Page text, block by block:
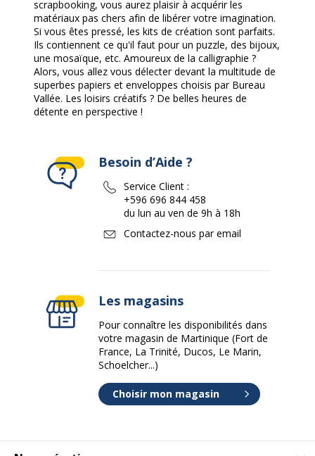
scrapbooking, vous aurez plaisir à acquérir les
matériaux pas chers afin de libérer votre imagination.
Si vous êtes pressé, les kits de création sont parfaits.
Ils contiennent ce qu'il faut pour un puzzle, des bijoux,
une mosaïque, etc. Amoureux de la calligraphie ?
Alors, vous allez vous délecter devant la multitude de
superbes papiers et enveloppes choisis par Bureau
Vallée. Les loisirs créatifs ? De belles heures de
détente en perspective !
Besoin d’Aide ?
Service Client :
+596 696 844 458
du lun au ven de 9h à 18h
Contactez-nous par email
Les magasins
Pour connaître les disponibilités dans
votre magasin de Martinique (Fort de
France, La Trinité, Ducos, Le Marin,
Schoelcher...)
Choisir mon magasin